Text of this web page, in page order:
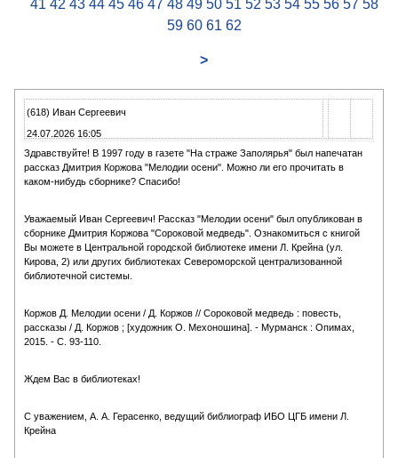
41 42 43 44 45 46 47 48 49 50 51 52 53 54 55 56 57 58
59 60 61 62
>
(618) Иван Сергеевич
24.07.2026 16:05
Здравствуйте! В 1997 году в газете "На страже Заполярья" был напечатан
рассказ Дмитрия Коржова "Мелодии осени". Можно ли его прочитать в
каком-нибудь сборнике? Спасибо!
Уважаемый Иван Сергеевич! Рассказ "Мелодии осени" был опубликован в
сборнике Дмитрия Коржова "Сороковой медведь". Ознакомиться с книгой
Вы можете в Центральной городской библиотеке имени Л. Крейна (ул.
Кирова, 2) или других библиотеках Североморской централизованной
библиотечной системы.
Коржов Д. Мелодии осени / Д. Коржов // Сороковой медведь : повесть,
рассказы / Д. Коржов ; [художник О. Мехоношина]. - Мурманск : Опимах,
2015. - С. 93-110.
Ждем Вас в библиотеках!
С уважением, А. А. Герасенко, ведущий библиограф ИБО ЦГБ имени Л.
Крейна